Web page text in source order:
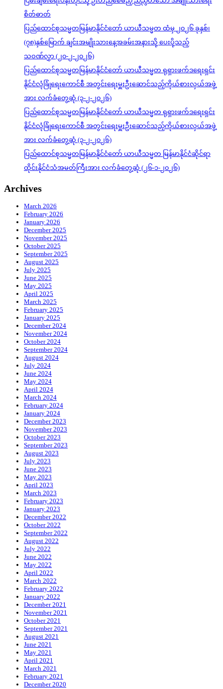
စိတ်ဓာတ်
ပြည်ထောင်စုသမ္မတမြန်မာနိုင်ငံတော် ယာယီသမ္မတ ထံမှ ၂၀၂၆ ခုနှစ်၊
(၇၈)နှစ်မြောက် ချင်းအမျိုးသားနေ့အခမ်းအနားသို့ ပေးပို့သည့်
သဝဏ်လွှာ (၂၀-၂-၂၀၂၆)
ပြည်ထောင်စုသမ္မတမြန်မာနိုင်ငံတော် ယာယီသမ္မတ ရုရှားဖက်ဒရေးရှင်း
နိုင်ငံလုံခြုံရေးကောင်စီ အတွင်းရေးမှူးဦးဆောင်သည့်ကိုယ်စားလှယ်အဖွဲ့
အား လက်ခံတွေ့ဆုံ (၃-၂-၂၀၂၆)
ပြည်ထောင်စုသမ္မတမြန်မာနိုင်ငံတော် ယာယီသမ္မတ ရုရှားဖက်ဒရေးရှင်း
နိုင်ငံလုံခြုံရေးကောင်စီ အတွင်းရေးမှူးဦးဆောင်သည့်ကိုယ်စားလှယ်အဖွဲ့
အား လက်ခံတွေ့ဆုံ (၃-၂-၂၀၂၆)
ပြည်ထောင်စုသမ္မတမြန်မာနိုင်ငံတော် ယာယီသမ္မတ မြန်မာနိုင်ငံဆိုင်ရာ
ထိုင်းနိုင်ငံသံအမတ်ကြီးအား လက်ခံတွေ့ဆုံ (၂၆-၁-၂၀၂၆)
Archives
March 2026
February 2026
January 2026
December 2025
November 2025
October 2025
September 2025
August 2025
July 2025
June 2025
May 2025
April 2025
March 2025
February 2025
January 2025
December 2024
November 2024
October 2024
September 2024
August 2024
July 2024
June 2024
May 2024
April 2024
March 2024
February 2024
January 2024
December 2023
November 2023
October 2023
September 2023
August 2023
July 2023
June 2023
May 2023
April 2023
March 2023
February 2023
January 2023
December 2022
October 2022
September 2022
August 2022
July 2022
June 2022
May 2022
April 2022
March 2022
February 2022
January 2022
December 2021
November 2021
October 2021
September 2021
August 2021
June 2021
May 2021
April 2021
March 2021
February 2021
December 2020